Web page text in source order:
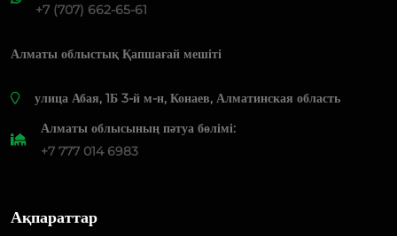
+7 (707) 662-65-61
Алматы облыстық Қапшағай мешіті
​улица Абая, 1Б 3-й м-н, Конаев, Алматинская область
Алматы облысының пәтуа бөлімі:
+7 777 014 6983
Ақпараттар